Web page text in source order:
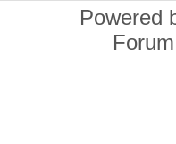
Powered